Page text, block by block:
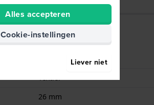
7630040989855
26 mm
Alles accepteren
Cookie-instellingen
Liever niet